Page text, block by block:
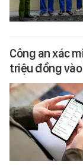
Công an xác
triệu đồng